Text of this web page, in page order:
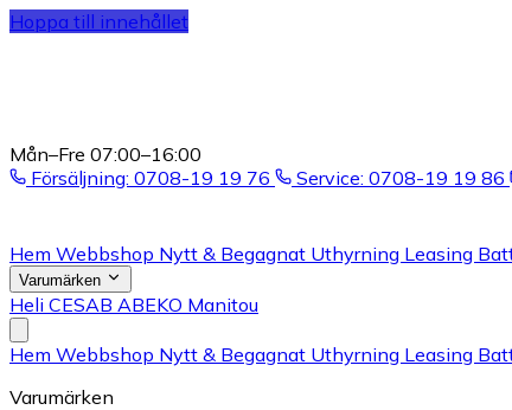
Hoppa till innehållet
Mån–Fre 07:00–16:00
Försäljning: 0708-19 19 76
Service: 0708-19 19 86
Hem Webbshop Nytt & Begagnat Uthyrning Leasing
Varumärken
Heli CESAB ABEKO Manitou
Hem Webbshop Nytt & Begagnat Uthyrning Leasing
Varumärken